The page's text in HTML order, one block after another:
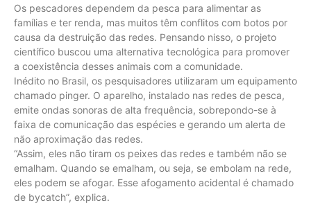
Os pescadores dependem da pesca para alimentar as
famílias e ter renda, mas muitos têm conflitos com botos por
causa da destruição das redes. Pensando nisso, o projeto
científico buscou uma alternativa tecnológica para promover
a coexistência desses animais com a comunidade.
Inédito no Brasil, os pesquisadores utilizaram um equipamento
chamado pinger. O aparelho, instalado nas redes de pesca,
emite ondas sonoras de alta frequência, sobrepondo-se à
faixa de comunicação das espécies e gerando um alerta de
não aproximação das redes.
“Assim, eles não tiram os peixes das redes e também não se
emalham. Quando se emalham, ou seja, se embolam na rede,
eles podem se afogar. Esse afogamento acidental é chamado
de bycatch”, explica.